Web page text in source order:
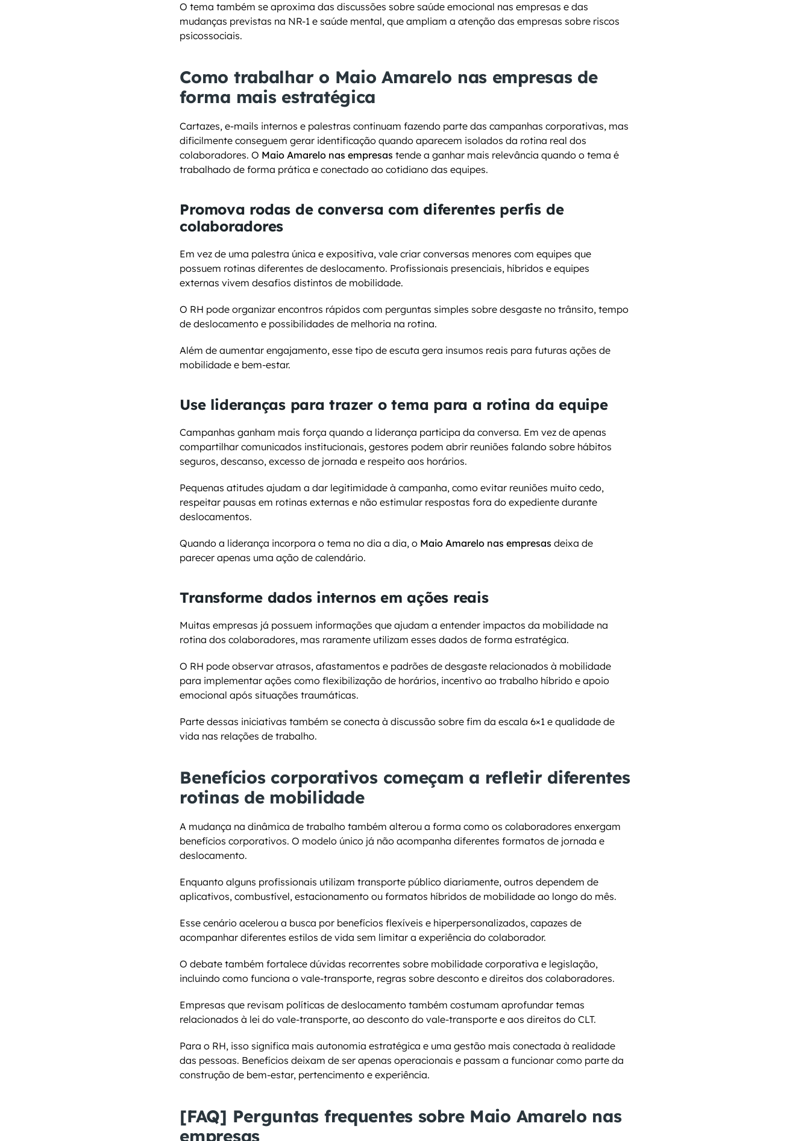
O tema também se aproxima das discussões sobre saúde emocional nas empresas e das
mudanças previstas na NR-1 e saúde mental, que ampliam a atenção das empresas sobre riscos
psicossociais.
Como trabalhar o Maio Amarelo nas empresas de
forma mais estratégica
Cartazes, e-mails internos e palestras continuam fazendo parte das campanhas corporativas, mas
dificilmente conseguem gerar identificação quando aparecem isolados da rotina real dos
colaboradores. O Maio Amarelo nas empresas tende a ganhar mais relevância quando o tema é
trabalhado de forma prática e conectado ao cotidiano das equipes.
Promova rodas de conversa com diferentes perfis de
colaboradores
Em vez de uma palestra única e expositiva, vale criar conversas menores com equipes que
possuem rotinas diferentes de deslocamento. Profissionais presenciais, híbridos e equipes
externas vivem desafios distintos de mobilidade.
O RH pode organizar encontros rápidos com perguntas simples sobre desgaste no trânsito, tempo
de deslocamento e possibilidades de melhoria na rotina.
Além de aumentar engajamento, esse tipo de escuta gera insumos reais para futuras ações de
mobilidade e bem-estar.
Use lideranças para trazer o tema para a rotina da equipe
Campanhas ganham mais força quando a liderança participa da conversa. Em vez de apenas
compartilhar comunicados institucionais, gestores podem abrir reuniões falando sobre hábitos
seguros, descanso, excesso de jornada e respeito aos horários.
Pequenas atitudes ajudam a dar legitimidade à campanha, como evitar reuniões muito cedo,
respeitar pausas em rotinas externas e não estimular respostas fora do expediente durante
deslocamentos.
Quando a liderança incorpora o tema no dia a dia, o Maio Amarelo nas empresas deixa de
parecer apenas uma ação de calendário.
Transforme dados internos em ações reais
Muitas empresas já possuem informações que ajudam a entender impactos da mobilidade na
rotina dos colaboradores, mas raramente utilizam esses dados de forma estratégica.
O RH pode observar atrasos, afastamentos e padrões de desgaste relacionados à mobilidade
para implementar ações como flexibilização de horários, incentivo ao trabalho híbrido e apoio
emocional após situações traumáticas.
Parte dessas iniciativas também se conecta à discussão sobre fim da escala 6×1 e qualidade de
vida nas relações de trabalho.
Benefícios corporativos começam a refletir diferentes
rotinas de mobilidade
A mudança na dinâmica de trabalho também alterou a forma como os colaboradores enxergam
benefícios corporativos. O modelo único já não acompanha diferentes formatos de jornada e
deslocamento.
Enquanto alguns profissionais utilizam transporte público diariamente, outros dependem de
aplicativos, combustível, estacionamento ou formatos híbridos de mobilidade ao longo do mês.
Esse cenário acelerou a busca por benefícios flexíveis e hiperpersonalizados, capazes de
acompanhar diferentes estilos de vida sem limitar a experiência do colaborador.
O debate também fortalece dúvidas recorrentes sobre mobilidade corporativa e legislação,
incluindo como funciona o vale-transporte, regras sobre desconto e direitos dos colaboradores.
Empresas que revisam políticas de deslocamento também costumam aprofundar temas
relacionados à lei do vale-transporte, ao desconto do vale-transporte e aos direitos do CLT.
Para o RH, isso significa mais autonomia estratégica e uma gestão mais conectada à realidade
das pessoas. Benefícios deixam de ser apenas operacionais e passam a funcionar como parte da
construção de bem-estar, pertencimento e experiência.
[FAQ] Perguntas frequentes sobre Maio Amarelo nas
empresas